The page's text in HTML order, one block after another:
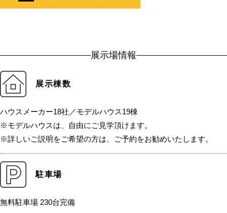
展示場情報
展示棟数
ハウスメーカー18社／モデルハウス19棟
※モデルハウスは、自由にご見学頂けます。
※詳しいご説明をご希望の方は、ご予約をお勧めいたします。
駐車場
無料駐車場 230台完備